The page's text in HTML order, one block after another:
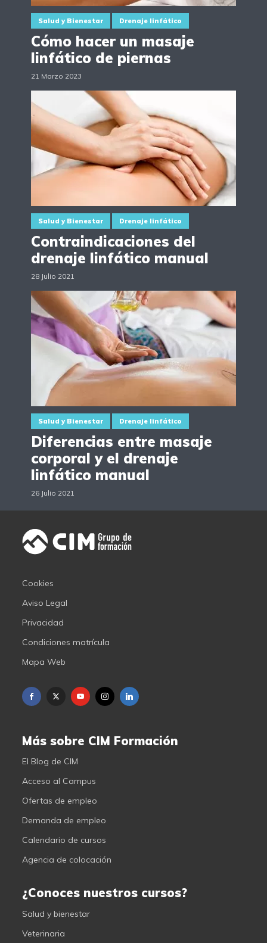
Salud y Bienestar Drenaje linfático
Cómo hacer un masaje
linfático de piernas
21 Marzo 2023
Salud y Bienestar Drenaje linfático
Contraindicaciones del
drenaje linfático manual
28 Julio 2021
Salud y Bienestar Drenaje linfático
Diferencias entre masaje
corporal y el drenaje
linfático manual
26 Julio 2021
Cookies
Aviso Legal
Privacidad
Condiciones matrícula
Mapa Web
Más sobre CIM Formación
El Blog de CIM
Acceso al Campus
Ofertas de empleo
Demanda de empleo
Calendario de cursos
Agencia de colocación
¿Conoces nuestros cursos?
Salud y bienestar
Veterinaria